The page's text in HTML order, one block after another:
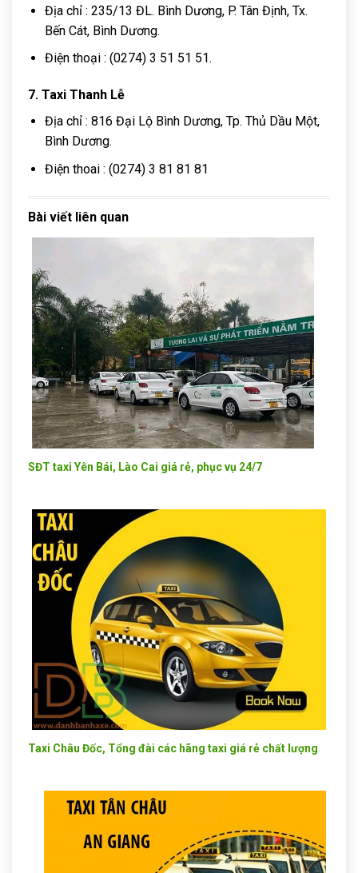
Địa chỉ : 235/13 ĐL. Bình Dương, P. Tân Định, Tx.
Bến Cát, Bình Dương.
Điện thoại : (0274) 3 51 51 51.
7. Taxi Thanh Lễ
Địa chỉ : 816 Đại Lộ Bình Dương, Tp. Thủ Dầu Một,
Bình Dương.
Điện thoai : (0274) 3 81 81 81
Bài viết liên quan
SĐT taxi Yên Bái, Lào Cai giá rẻ, phục vụ 24/7
Taxi Châu Đốc, Tổng đài các hãng taxi giá rẻ chất lượng